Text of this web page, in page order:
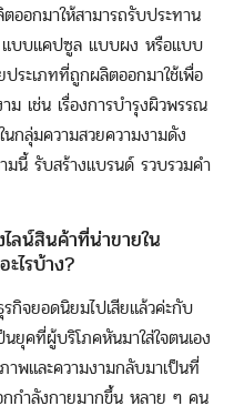
ออกมาให้สามารถรับประทาน
แบบแคปซูล แบบผง หรือแบบ
ระเภทที่ถูกผลิตออกมาใช้เพื่อ
ม เช่น เรื่องการบำรุงผิวพรรณ
กลุ่มความสวยความงามดัง
มนี้ รับสร้างแบรนด์ รวบรวมคำ
ลน์สินค้าที่น่าขายใน
ไรบ้าง?
กิจยอดนิยมไปเสียแล้วค่ะกับ
ยุคที่ผู้บริโภคหันมาใส่ใจตนเอง
พและความงามกลับมาเป็นที่
กำลังกายมากขึ้น หลาย ๆ คน